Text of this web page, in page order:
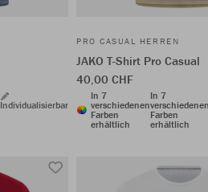
Individualisierbar
PRO CASUAL HERREN
JAKO T-Shirt Pro Casual
40,00 CHF
In 7
verschiedenen
Farben
erhältlich
In 7
Farben
erhältlich